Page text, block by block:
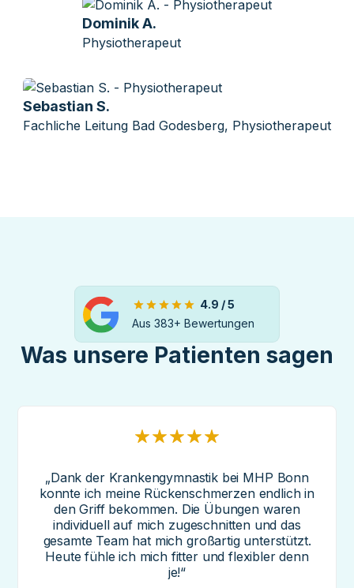
Dominik A.
Physiotherapeut
Sebastian S.
Fachliche Leitung Bad Godesberg, Physiotherapeut
4.9 / 5
Aus 383+ Bewertungen
Was unsere Patienten sagen
„Dank der Krankengymnastik bei MHP Bonn
konnte ich meine Rückenschmerzen endlich in
den Griff bekommen. Die Übungen waren
individuell auf mich zugeschnitten und das
gesamte Team hat mich großartig unterstützt.
Heute fühle ich mich fitter und flexibler denn
je!“